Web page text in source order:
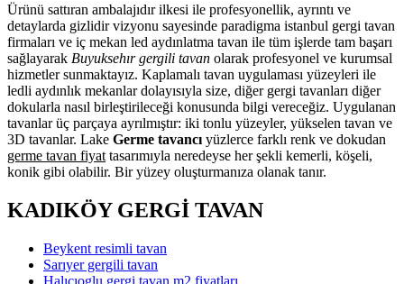
Ürünü sattıran ambalajıdır ilkesi ile profesyonellik, ayrıntı ve
detaylarda gizlidir vizyonu sayesinde paradigma istanbul gergi tavan
firmaları ve iç mekan led aydınlatma tavan ile tüm işlerde tam başarı
sağlayarak Buyuksehır gergili tavan olarak profesyonel ve kurumsal
hizmetler sunmaktayız. Kaplamalı tavan uygulaması yüzeyleri ile
ledli aydınlık mekanlar dolayısıyla size, diğer gergi tavanları diğer
dokularla nasıl birleştirileceği konusunda bilgi vereceğiz. Uygulanan
tavanlar üç parçaya ayrılmıştır: iki tonlu yüzeyler, yükselen tavan ve
3D tavanlar. Lake Germe tavancı yüzlerce farklı renk ve dokudan
germe tavan fiyat tasarımıyla neredeyse her şekli kemerli, köşeli,
konik gibi olabilir. Bir yüzey oluşturmanıza olanak tanır.
KADIKÖY GERGİ TAVAN
Beykent resimli tavan
Sarıyer gergili tavan
Halıcıoglu gergi tavan m2 fiyatları